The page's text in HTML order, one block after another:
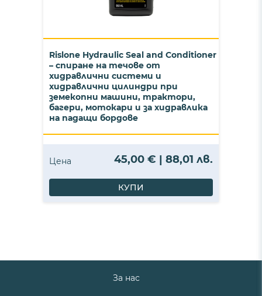
Rislone Hydraulic Seal and Conditioner
– спиране на течове от
хидравлични системи и
хидравлични цилиндри при
земекопни машини, трактори,
багери, мотокари и за хидравлика
на падащи бордове
Цена 45,00 € | 88,01 лв.
КУПИ
За нас